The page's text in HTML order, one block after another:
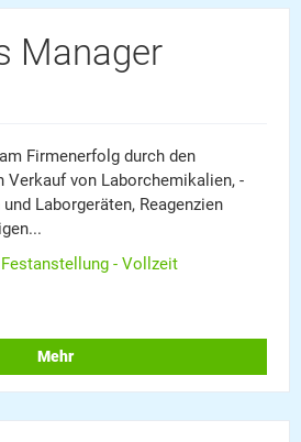
Manager
Firmenerfolg durch den
Verkauf von Laborchemikalien, -
Laborgeräten, Reagenzien
- Vollzeit
Mehr